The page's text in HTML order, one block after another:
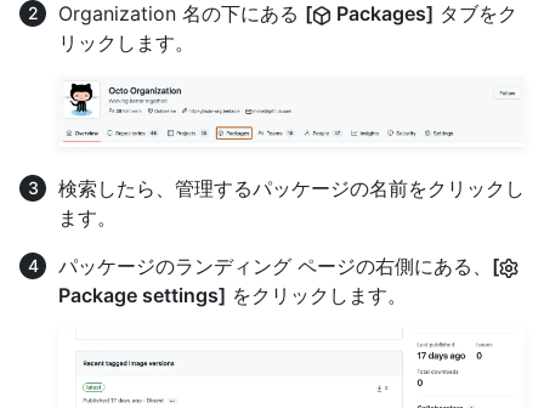
Organization 名の下にある [ Packages] タブをク
リックします。
検索したら、管理するパッケージの名前をクリックし
ます。
パッケージのランディング ページの右側にある、 [
Package settings] をクリックします。